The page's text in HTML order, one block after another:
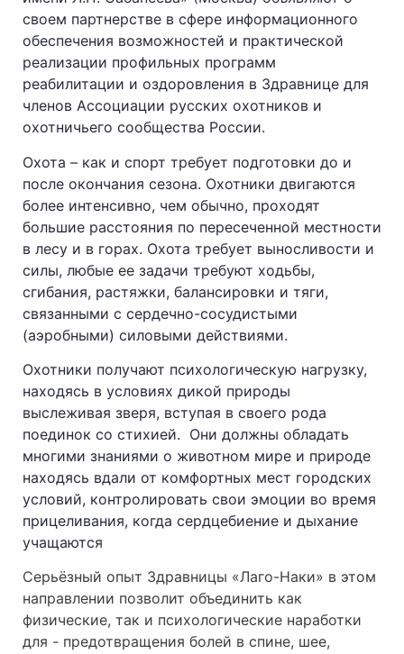
своем партнерстве в сфере информационного
обеспечения возможностей и практической
реализации профильных программ
реабилитации и оздоровления в Здравнице для
членов Ассоциации русских охотников и
охотничьего сообщества России.
Охота – как и спорт требует подготовки до и
после окончания сезона. Охотники двигаются
более интенсивно, чем обычно, проходят
большие расстояния по пересеченной местности
в лесу и в горах. Охота требует выносливости и
силы, любые ее задачи требуют ходьбы,
сгибания, растяжки, балансировки и тяги,
связанными с сердечно-сосудистыми
(аэробными) силовыми действиями.
Охотники получают психологическую нагрузку,
находясь в условиях дикой природы
выслеживая зверя, вступая в своего рода
поединок со стихией. Они должны обладать
многими знаниями о животном мире и природе
находясь вдали от комфортных мест городских
условий, контролировать свои эмоции во время
прицеливания, когда сердцебиение и дыхание
учащаются
Серьёзный опыт Здравницы «Лаго-Наки» в этом
направлении позволит объединить как
физические, так и психологические наработки
для - предотвращения болей в спине, шее,